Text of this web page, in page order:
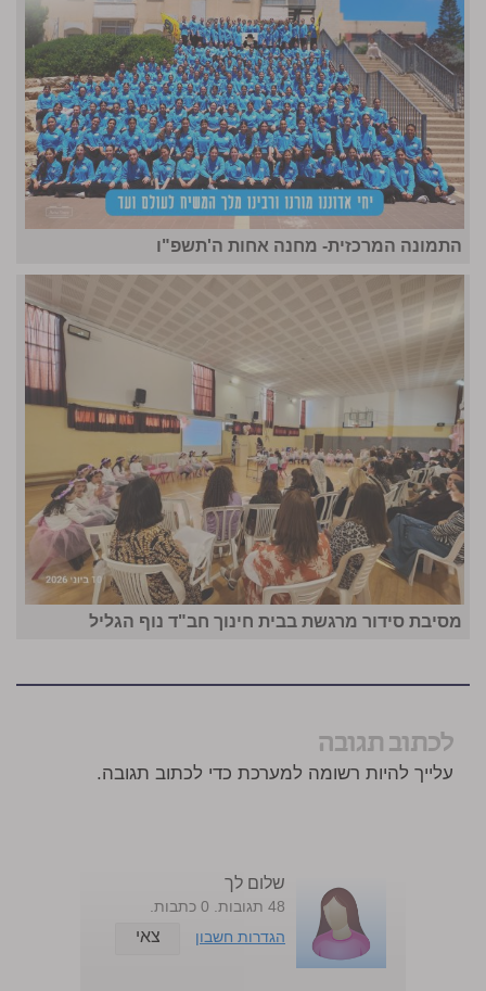
התמונה המרכזית- מחנה אחות ה'תשפ"ו
מסיבת סידור מרגשת בבית חינוך חב"ד נוף הגליל
לכתוב תגובה
עלייך להיות רשומה למערכת כדי לכתוב תגובה.
שלום לך
48 תגובות. 0 כתבות.
הגדרות חשבון
צאי